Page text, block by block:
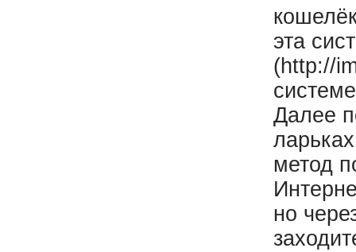
эта
(http://
Далее
метод
но